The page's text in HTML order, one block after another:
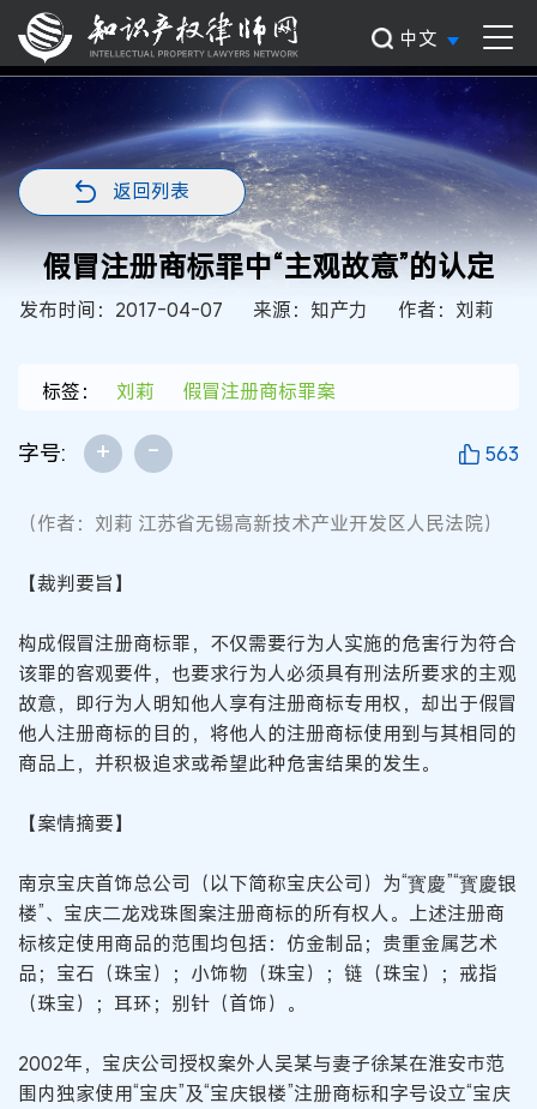
中文
返回列表
假冒注册商标罪中“主观故意”的认定
发布时间：2017-04-07 来源：知产力 作者：刘莉
标签： 刘莉 假冒注册商标罪案
字号: + - 563
（作者：刘莉 江苏省无锡高新技术产业开发区人民法院）
【裁判要旨】
构成假冒注册商标罪，不仅需要行为人实施的危害行为符合
该罪的客观要件，也要求行为人必须具有刑法所要求的主观
故意，即行为人明知他人享有注册商标专用权，却出于假冒
他人注册商标的目的，将他人的注册商标使用到与其相同的
商品上，并积极追求或希望此种危害结果的发生。
【案情摘要】
南京宝庆首饰总公司（以下简称宝庆公司）为“寳慶”“寳慶银
楼”、宝庆二龙戏珠图案注册商标的所有权人。上述注册商
标核定使用商品的范围均包括：仿金制品；贵重金属艺术
品；宝石（珠宝）；小饰物（珠宝）；链（珠宝）；戒指
（珠宝）；耳环；别针（首饰）。
2002年，宝庆公司授权案外人吴某与妻子徐某在淮安市范
围内独家使用“宝庆”及“宝庆银楼”注册商标和字号设立“宝庆